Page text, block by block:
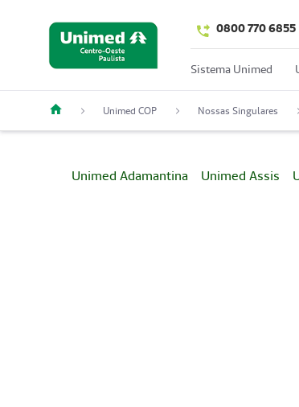
0800 770 6855
Sistema Unimed
Unimed COP Nossas Singulares
Unimed Adamantina Unimed Assis